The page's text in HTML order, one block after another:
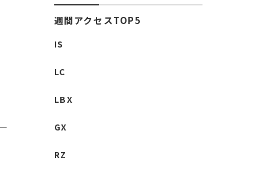
週間アクセスTOP5
IS
LC
LBX
GX
RZ